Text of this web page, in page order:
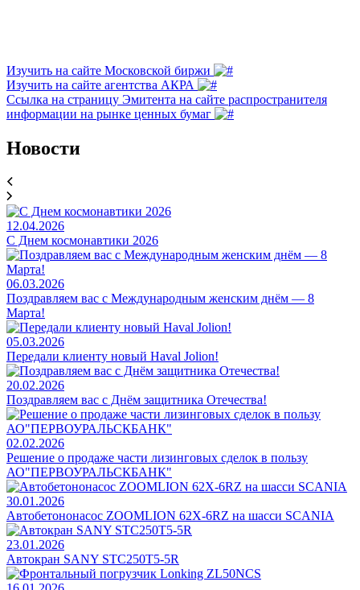
Изучить на сайте Московской биржи
Изучить на сайте агентства АКРА
Ссылка на страницу Эмитента на сайте распространителя
информации на рынке ценных бумаг
Новости
12.04.2026
C Днем космонавтики 2026
06.03.2026
Поздравляем вас с Международным женским днём — 8
Марта!
05.03.2026
Передали клиенту новый Haval Jolion!
20.02.2026
Поздравляем вас с Днём защитника Отечества!
02.02.2026
Решение о продаже части лизинговых сделок в пользу
АО"ПЕРВОУРАЛЬСКБАНК"
30.01.2026
Автобетононасос ZOOMLION 62X-6RZ на шасси SCANIA
23.01.2026
Автокран SANY STC250T5-5R